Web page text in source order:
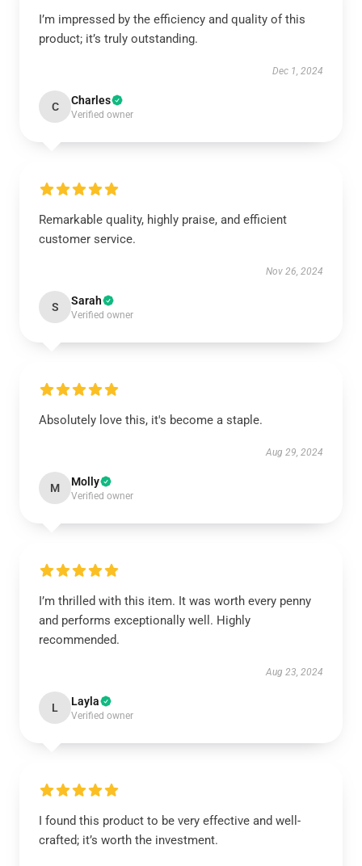
I’m impressed by the efficiency and quality of this
product; it’s truly outstanding.
Dec 1, 2024
C Charles
Verified owner
Remarkable quality, highly praise, and efficient
customer service.
Nov 26, 2024
S Sarah
Verified owner
Absolutely love this, it's become a staple.
Aug 29, 2024
M Molly
Verified owner
I’m thrilled with this item. It was worth every penny
and performs exceptionally well. Highly
recommended.
Aug 23, 2024
L Layla
Verified owner
I found this product to be very effective and well-
crafted; it’s worth the investment.